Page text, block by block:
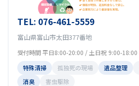
TEL: 076-461-5559
富山県富山市太田377番地
受付時間 平日8:00-20:00 / 土日祝 9:00-18:00
特殊清掃
孤独死の現場 遺品整理
消臭
害虫駆除